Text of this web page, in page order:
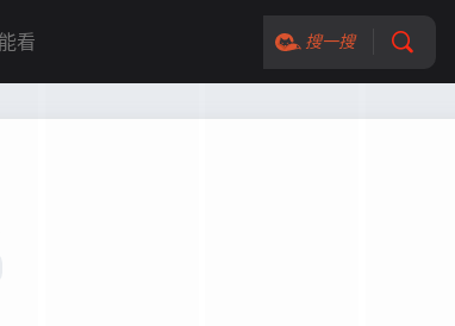
搜一搜